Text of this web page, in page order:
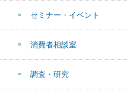
セミナー・イベント
消費者相談室
調査・研究